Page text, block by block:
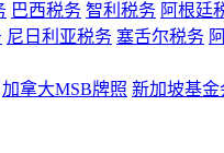
巴西税务 智利税务 阿根廷
尼日利亚税务 塞舌尔税务
加拿大MSB牌照 新加坡基金